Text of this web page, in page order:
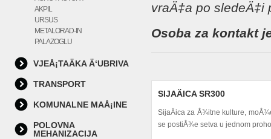
AKPIL
URSUS
METALORAD-IN
PALAZOGLU
VJEÅ¡TAÄKA Ä‘UBRIVA
TRANSPORT
KOMUNALNE MAÅ¡INE
POLOVNA
MEHANIZACIJA
vraÄ‡a po sledeÄ‡i
Osoba za kontakt
SIJAÄICA SR300
SijaÄica za Å¾itne kulture,
se postiÅ¾e setva u jednom